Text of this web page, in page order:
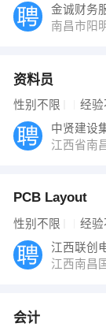
金诚财务
南昌市阳
资料员
性别不限 经验
中贤建设
江西省南
PCB Layout
性别不限 经验
江西联创
江西南昌
会计